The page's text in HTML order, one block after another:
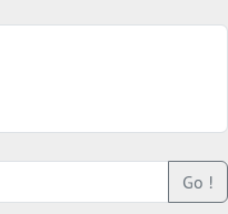
Go !